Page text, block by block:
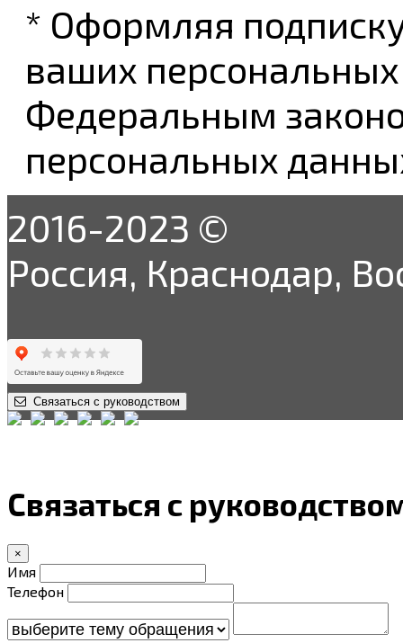
* Оформляя
ваших
Федеральным
персональных
2016-2023 ©
Россия, Краснодар,
Связаться с руководством
Связаться с
×
Имя
Телефон